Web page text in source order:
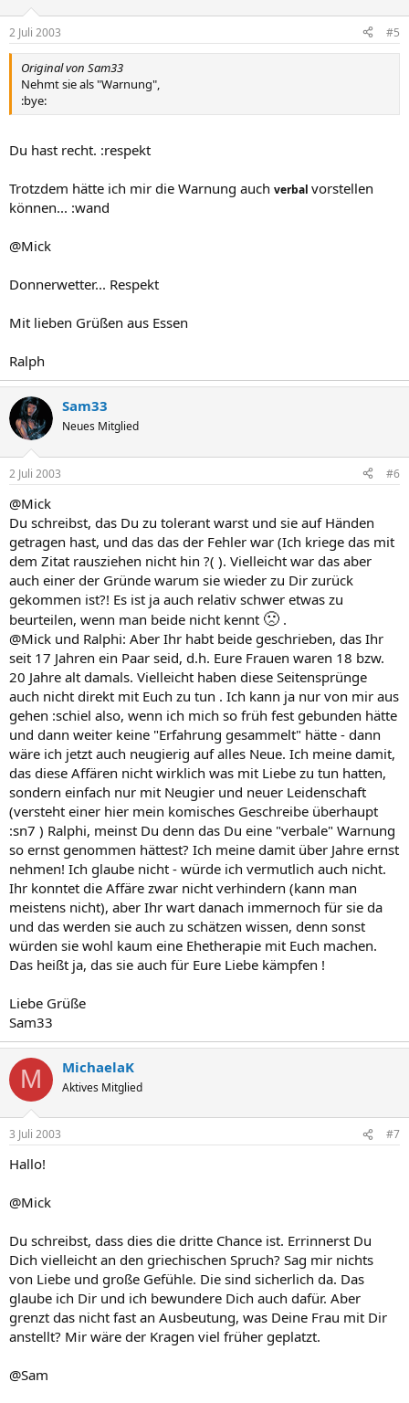
2 Juli 2003 #5
Original von Sam33
Nehmt sie als "Warnung",
:bye:
Du hast recht. :respekt
Trotzdem hätte ich mir die Warnung auch verbal vorstellen
können... :wand
@Mick
Donnerwetter... Respekt
Mit lieben Grüßen aus Essen
Ralph
Sam33
Neues Mitglied
2 Juli 2003 #6
@Mick
Du schreibst, das Du zu tolerant warst und sie auf Händen
getragen hast, und das das der Fehler war (Ich kriege das mit
dem Zitat rausziehen nicht hin ?( ). Vielleicht war das aber
auch einer der Gründe warum sie wieder zu Dir zurück
gekommen ist?! Es ist ja auch relativ schwer etwas zu
beurteilen, wenn man beide nicht kennt 🙁 .
@Mick und Ralphi: Aber Ihr habt beide geschrieben, das Ihr
seit 17 Jahren ein Paar seid, d.h. Eure Frauen waren 18 bzw.
20 Jahre alt damals. Vielleicht haben diese Seitensprünge
auch nicht direkt mit Euch zu tun . Ich kann ja nur von mir aus
gehen :schiel also, wenn ich mich so früh fest gebunden hätte
und dann weiter keine "Erfahrung gesammelt" hätte - dann
wäre ich jetzt auch neugierig auf alles Neue. Ich meine damit,
das diese Affären nicht wirklich was mit Liebe zu tun hatten,
sondern einfach nur mit Neugier und neuer Leidenschaft
(versteht einer hier mein komisches Geschreibe überhaupt
:sn7 ) Ralphi, meinst Du denn das Du eine "verbale" Warnung
so ernst genommen hättest? Ich meine damit über Jahre ernst
nehmen! Ich glaube nicht - würde ich vermutlich auch nicht.
Ihr konntet die Affäre zwar nicht verhindern (kann man
meistens nicht), aber Ihr wart danach immernoch für sie da
und das werden sie auch zu schätzen wissen, denn sonst
würden sie wohl kaum eine Ehetherapie mit Euch machen.
Das heißt ja, das sie auch für Eure Liebe kämpfen !
Liebe Grüße
Sam33
M MichaelaK
Aktives Mitglied
3 Juli 2003 #7
Hallo!
@Mick
Du schreibst, dass dies die dritte Chance ist. Errinnerst Du
Dich vielleicht an den griechischen Spruch? Sag mir nichts
von Liebe und große Gefühle. Die sind sicherlich da. Das
glaube ich Dir und ich bewundere Dich auch dafür. Aber
grenzt das nicht fast an Ausbeutung, was Deine Frau mit Dir
anstellt? Mir wäre der Kragen viel früher geplatzt.
@Sam